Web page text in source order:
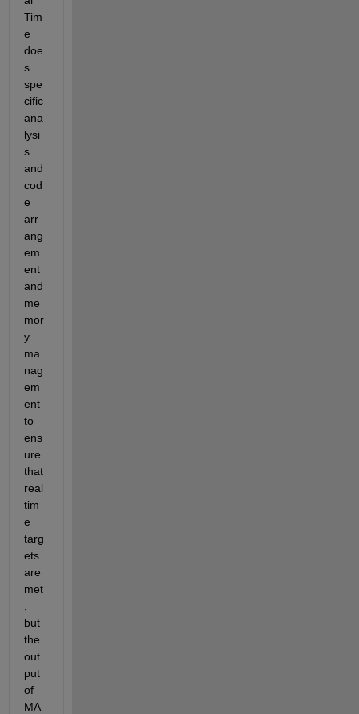
Tim
e
doe
s
spe
cific
ana
lysi
s
and
cod
e
arr
ang
em
ent
and
me
mor
y
ma
nag
em
ent
to
ens
ure
that
real
tim
e
targ
ets
are
met
but
the
out
put
of
MA